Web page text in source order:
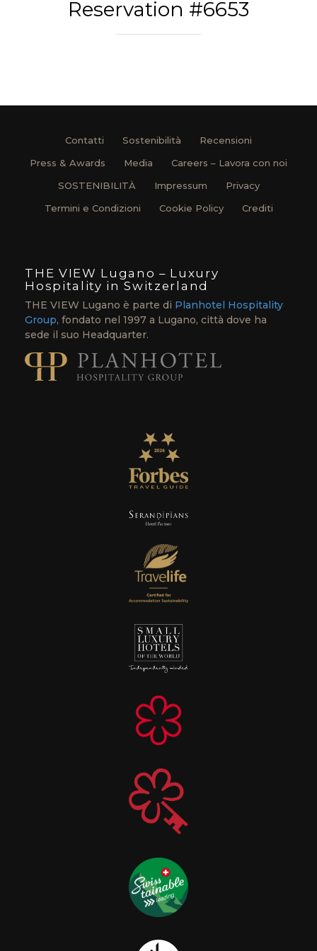
Reservation #6653
Contatti Sostenibilità
Recensioni
Press & Awards
Media
Careers – Lavora con noi
SOSTENIBILITÀ
Impressum
Privacy
Termini e Condizioni
Cookie Policy Crediti
THE VIEW Lugano – Luxury
Hospitality in Switzerland
THE VIEW Lugano è parte di Planhotel Hospitality
Group, fondato nel 1997 a Lugano, città dove ha
sede il suo Headquarter.